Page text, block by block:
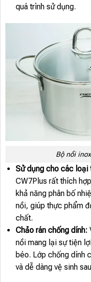
quá trình sử dụng.
Bộ nồi
Sử dụng cho các loại
CW7Plus rất thích
khả năng phân bố
nồi, giúp thực phẩm
chất.
Chảo rán chống dính:
nồi mang lại sự tiện
béo. Lớp chống dính
và dễ dàng vệ sinh